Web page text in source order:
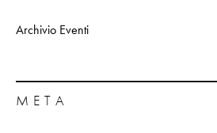
Archivio Eventi
META